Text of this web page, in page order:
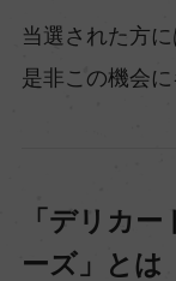
当選された方
是非この機会
「デリカ
ーズ」とは